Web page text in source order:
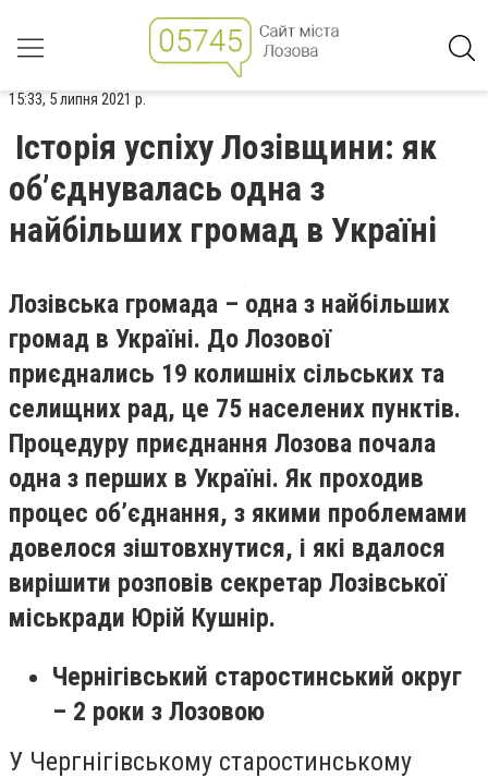
15:33, 5 липня 2021 р.
Історія успіху Лозівщини: як
об’єднувалась одна з
найбільших громад в Україні
Лозівська громада – одна з найбільших
громад в Україні. До Лозової
приєднались 19 колишніх сільських та
селищних рад, це 75 населених пунктів.
Процедуру приєднання Лозова почала
одна з перших в Україні. Як проходив
процес об’єднання, з якими проблемами
довелося зіштовхнутися, і які вдалося
вирішити розповів секретар Лозівської
міськради Юрій Кушнір.
Чернігівський старостинський округ
– 2 роки з Лозовою
У Чергнігівському старостинському